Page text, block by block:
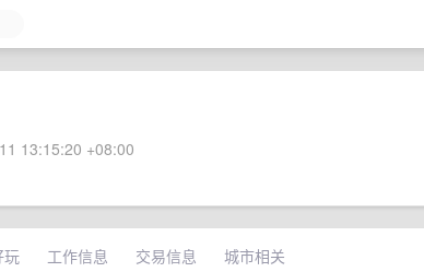
13:15:20 +08:00
玩 工作信息 交易信息 城市相关